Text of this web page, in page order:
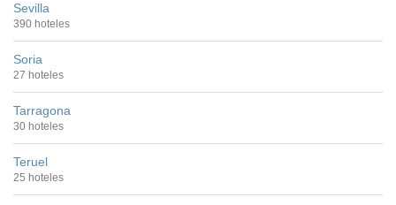
Sevilla
390 hoteles
Soria
27 hoteles
Tarragona
30 hoteles
Teruel
25 hoteles